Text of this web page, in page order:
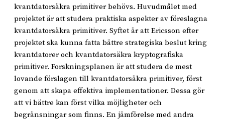
kvantdatorsäkra primitiver behövs. Huvudmålet med
projektet är att studera praktiska aspekter av föreslagna
kvantdatorsäkra primitiver. Syftet är att Ericsson efter
projektet ska kunna fatta bättre strategiska beslut kring
kvantdatorer och kvantdatorsäkra kryptografiska
primitiver. Forskningsplanen är att studera de mest
lovande förslagen till kvantdatorsäkra primitiver, först
genom att skapa effektiva implementationer. Dessa gör
att vi bättre kan först vilka möjligheter och
begränsningar som finns. En jämförelse med andra